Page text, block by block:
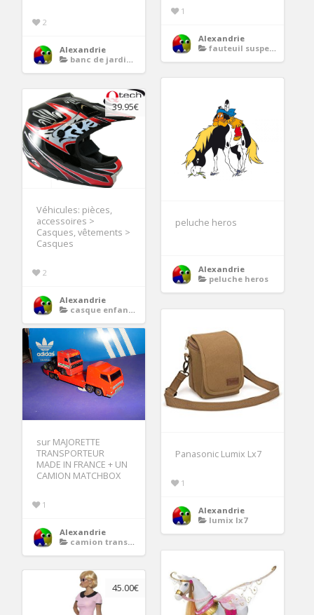
2
Alexandrie
banc de jardin blanc
1
Alexandrie
fauteuil suspendu
peluche heros
Alexandrie
peluche heros
39.95€
Véhicules: pièces,
accessoires >
Casques, vêtements >
Casques
2
Alexandrie
casque enfant moto
Panasonic Lumix Lx7
1
Alexandrie
lumix lx7
sur MAJORETTE
TRANSPORTEUR
MADE IN FRANCE + UN
CAMION MATCHBOX
1
Alexandrie
camion transporteur majorette
45.00€